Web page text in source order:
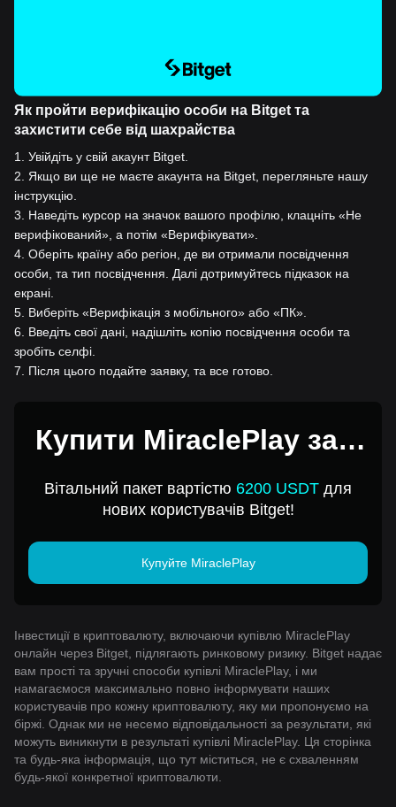
Як пройти верифікацію особи на Bitget та
захистити себе від шахрайства
1
Увійдіть у свій акаунт Bitget.
2
Якщо ви ще не маєте акаунта на Bitget, перегляньте нашу
інструкцію.
3
Наведіть курсор на значок вашого профілю, клацніть «Не
верифікований», а потім «Верифікувати».
4 Оберіть країну або регіон, де ви отримали посвідчення
особи, та тип посвідчення. Далі дотримуйтесь підказок на
екрані.
5 Виберіть «Верифікація з мобільного» або «ПК».
6
Введіть свої дані, надішліть копію посвідчення особи та
зробіть селфі.
7
Після цього подайте заявку, та все готово.
Купити MiraclePlay за 1
Вітальний пакет вартістю 6200 USDT для
нових користувачів Bitget!
Купуйте MiraclePlay
Інвестиції в криптовалюту, включаючи купівлю MiraclePlay
онлайн через Bitget, підлягають ринковому ризику. Bitget надає
вам прості та зручні способи купівлі MiraclePlay, і ми
намагаємося максимально повно інформувати наших
користувачів про кожну криптовалюту, яку ми пропонуємо на
біржі. Однак ми не несемо відповідальності за результати, які
можуть виникнути в результаті купівлі MiraclePlay. Ця сторінка
та будь-яка інформація, що тут міститься, не є схваленням
будь-якої конкретної криптовалюти.